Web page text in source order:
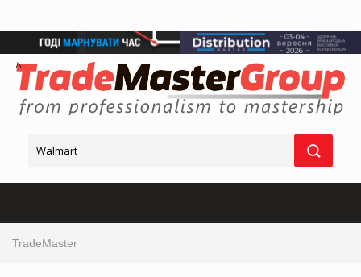
TradeMaster